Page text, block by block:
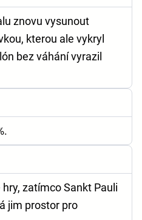
znovu vysunout
kterou ale vykryl
bez váhání vyrazil
zatímco Sankt Pauli
jim prostor pro